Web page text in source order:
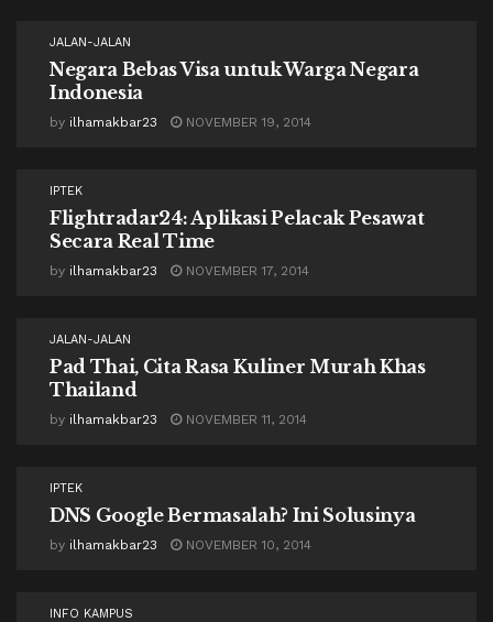
JALAN-JALAN
Negara Bebas Visa untuk Warga Negara
Indonesia
by ilhamakbar23 NOVEMBER 19, 2014
IPTEK
Flightradar24: Aplikasi Pelacak Pesawat
Secara Real Time
by ilhamakbar23 NOVEMBER 17, 2014
JALAN-JALAN
Pad Thai, Cita Rasa Kuliner Murah Khas
Thailand
by ilhamakbar23 NOVEMBER 11, 2014
IPTEK
DNS Google Bermasalah? Ini Solusinya
by ilhamakbar23 NOVEMBER 10, 2014
INFO KAMPUS